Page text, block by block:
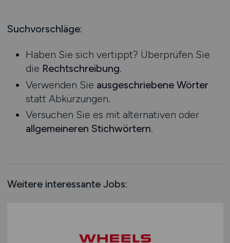
Schienen- / Straßen- / Luft- / Seefracht
Supply Chain Management
Vertrieb / Verkauf / Handel
Zoll / Behörden
Sonstige
Mecklenburg-Vorpommern
Nordrhein-Westfalen
Rheinland-Pfalz
Saarland
Sachsen
Sachsen-Anhalt
Schleswig-Holstein
Schweiz
Suchvorschläge:
Haben Sie sich vertippt? Überprüfen Sie
die Rechtschreibung.
Verwenden Sie ausgeschriebene Wörter
statt Abkürzungen.
Versuchen Sie es mit alternativen oder
allgemeineren Stichwörtern.
Weitere interessante Jobs: